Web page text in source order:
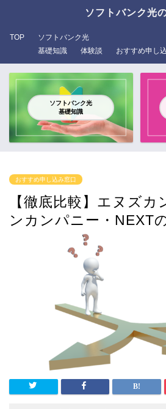
ソフトバンク光
TOP
ソフトバンク光
基礎知識
体験談 おすすめ申し
ソフトバンク光
基礎知識
おすすめ申し込み窓口
【徹底比較】エヌズカ
ンカンパニー・NEXT